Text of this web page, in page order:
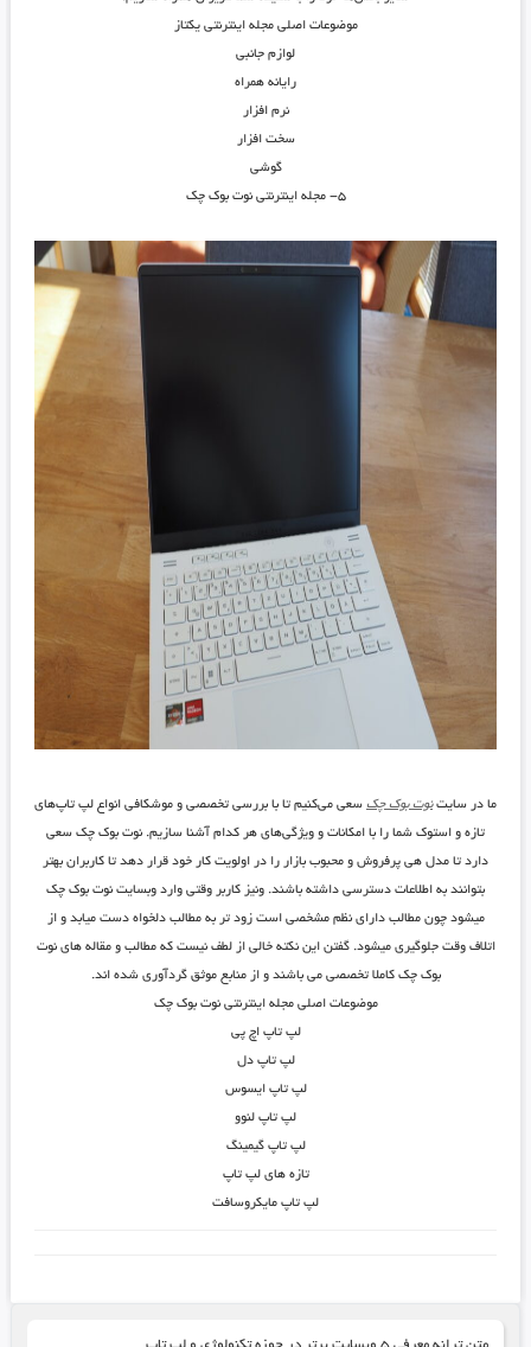
موضوعات اصلی مجله اینترنتی یکتاز
لوازم جانبی
رایانه همراه
نرم افزار
سخت افزار
گوشی
۵- مجله اینترنتی نوت بوک چک
ما در سایتنوت بوک چک سعی می‌کنیم تا با بررسی تخصصی و موشکافی انواع لپ تاپ‌های
تازه و استوک شما را با امکانات و ویژگی‌های هر کدام آشنا سازیم. نوت بوک چک سعی
دارد تا مدل هی پرفروش و محبوب بازار را در اولویت کار خود قرار دهد تا کاربران بهتر
بتوانند به اطلاعات دسترسی داشته باشند. ونیز کاربر وقتی وارد وبسایت نوت بوک چک
میشود چون مطالب دارای نظم مشخصی است زود تر به مطالب دلخواه دست میابد و از
اتلاف وقت جلوگیری میشود. گفتن این نکته خالی از لطف نیست که مطالب و مقاله های نوت
بوک چک کاملا تخصصی می باشند و از منابع موثق گردآوری شده اند.
موضوعات اصلی مجله اینترنتی نوت بوک چک
لپ تاپ اچ پی
لپ تاپ دل
لپ تاپ ایسوس
لپ تاپ لنوو
لپ تاپ گیمینگ
تازه های لپ تاپ
لپ تاپ مایکروسافت